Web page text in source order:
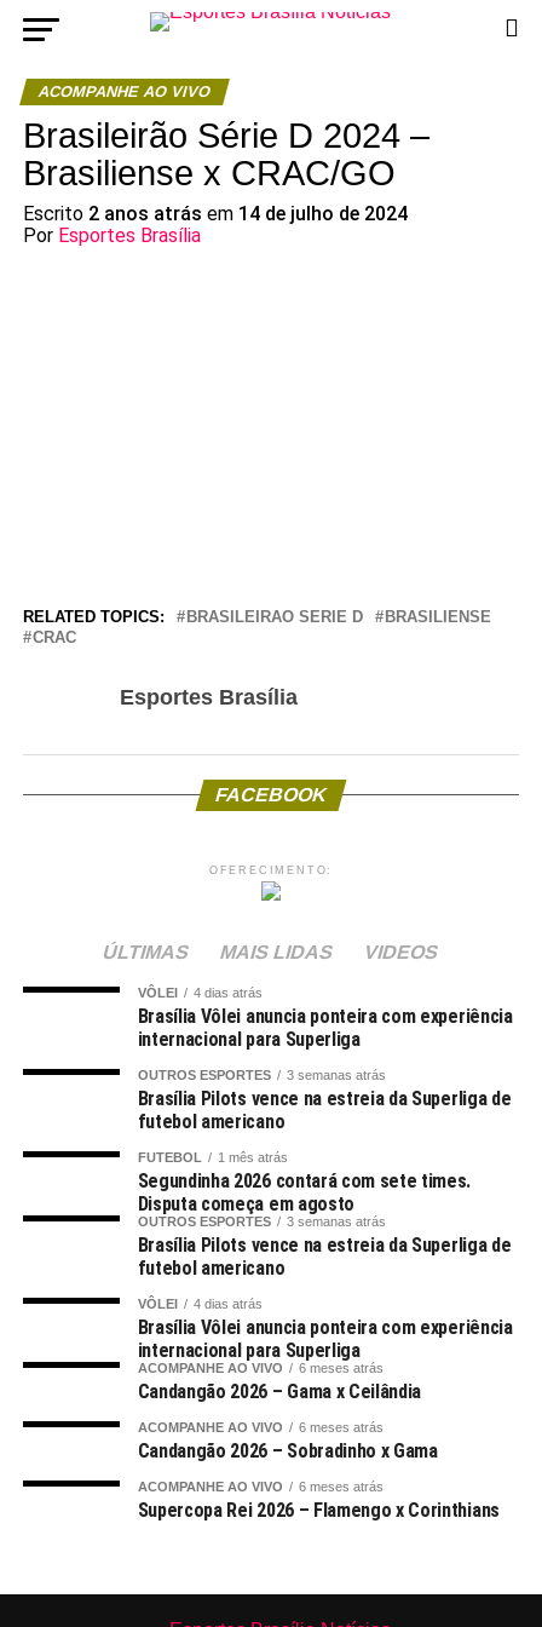
ACOMPANHE AO VIVO
Brasileirão Série D 2024 –
Brasiliense x CRAC/GO
Escrito 2 anos atrás em 14 de julho de 2024
Por Esportes Brasília
RELATED TOPICS: BRASILEIRAO SERIE D
BRASILIENSE
CRAC
Esportes Brasília
FACEBOOK
OFERECIMENTO:
ÚLTIMAS MAIS LIDAS VIDEOS
VÔLEI 4 dias atrás
Brasília Vôlei anuncia ponteira com experiência
internacional para Superliga
OUTROS ESPORTES 3 semanas atrás
Brasília Pilots vence na estreia da Superliga de
futebol americano
FUTEBOL 1 mês atrás
Segundinha 2026 contará com sete times.
Disputa começa em agosto
OUTROS ESPORTES 3 semanas atrás
Brasília Pilots vence na estreia da Superliga de
futebol americano
VÔLEI 4 dias atrás
Brasília Vôlei anuncia ponteira com experiência
internacional para Superliga
ACOMPANHE AO VIVO 6 meses atrás
Candangão 2026 – Gama x Ceilândia
ACOMPANHE AO VIVO 6 meses atrás
Candangão 2026 – Sobradinho x Gama
ACOMPANHE AO VIVO 6 meses atrás
Supercopa Rei 2026 – Flamengo x Corinthians